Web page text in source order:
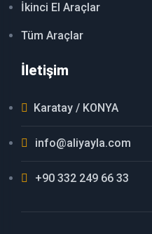
İkinci El Araçlar
Tüm Araçlar
İletişim
Karatay / KONYA
info@aliyayla.com
+90 332 249 66 33